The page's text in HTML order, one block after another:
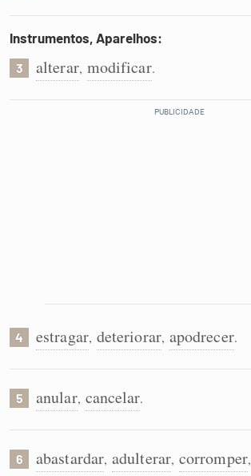
Caça-palavras
Instrumentos, Aparelhos:
3 alterar, modificar.
4 estragar, deteriorar, apodrecer.
5 anular, cancelar.
6 abastardar, adulterar, corromper,